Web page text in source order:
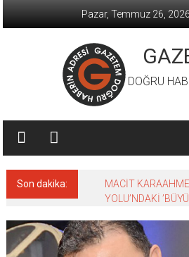
Pazar, Temmuz 26, 2026
DOĞRU
Son dakika:
MACİT
YOLU’NDAKİ